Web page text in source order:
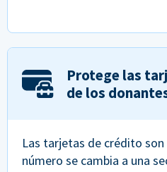
Protege las
de los
Las tarjetas de crédito
número se cambia a una